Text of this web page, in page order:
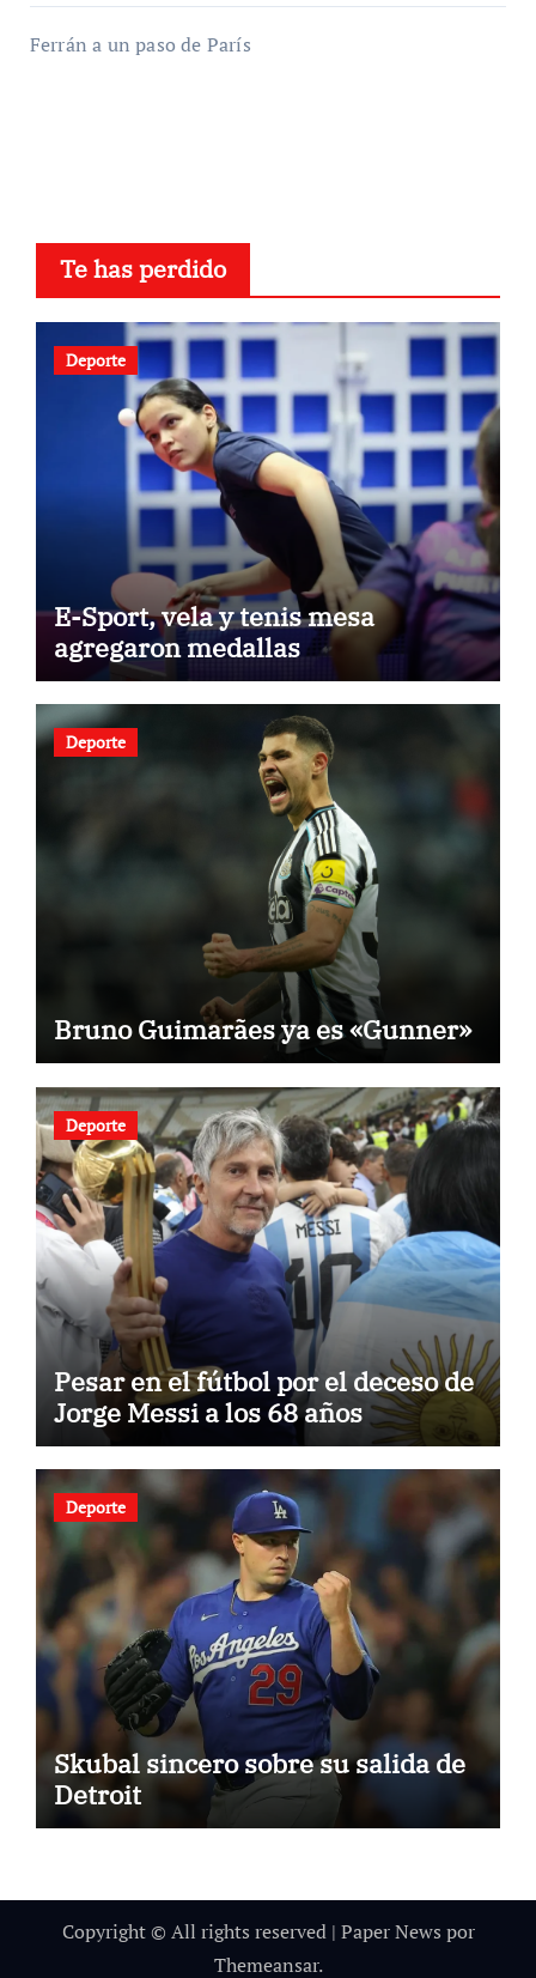
Ferrán a un paso de París
Te has perdido
Deporte
E-Sport, vela y tenis mesa
agregaron medallas
Deporte
Bruno Guimarães ya es «Gunner»
Deporte
Pesar en el fútbol por el deceso de
Jorge Messi a los 68 años
Deporte
Skubal sincero sobre su salida de
Detroit
Copyright © All rights reserved | Paper News por
Themeansar.